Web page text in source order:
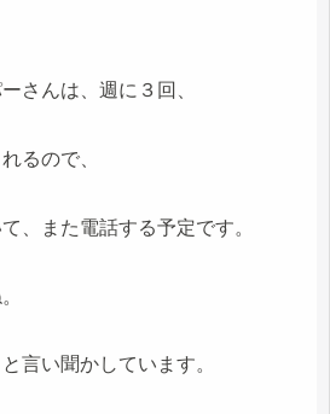
さんは、週に３回、
るので、
、また電話する予定です。
言い聞かしています。